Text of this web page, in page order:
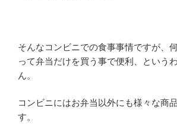
そんなコンビニでの食事事情ですが、
って弁当だけを買う事で便利、という
ん。
コンビニにはお弁当以外にも様々な商
す。